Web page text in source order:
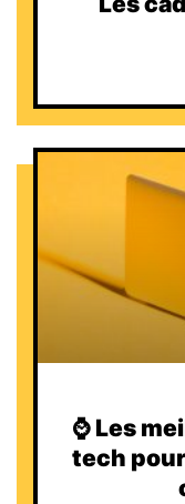
⌚️ Les
tech